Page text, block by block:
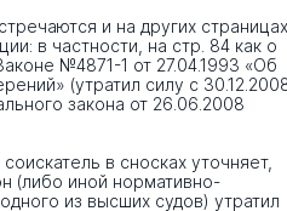
и на других страницах
в частности, на стр. 84 как о
№4871-1 от 27.04.1993 «Об
(утратил силу с
закона от 26.06.2008
в сносках уточняет,
(либо иной нормативно-
из высших судов) утратил